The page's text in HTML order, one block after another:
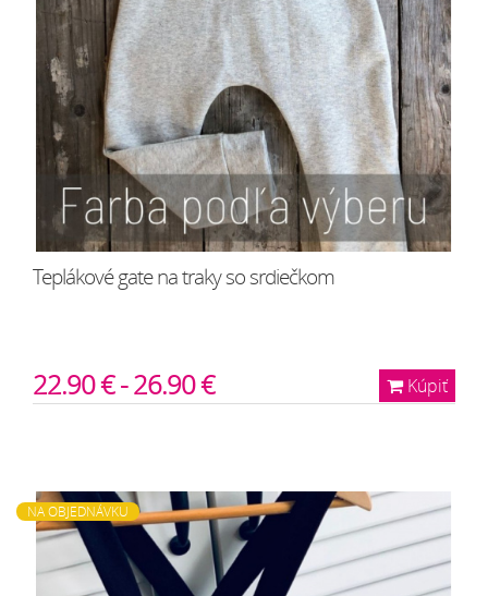
Teplákové gate na traky so srdiečkom
Kúpiť
22.90 € - 26.90 €
NA OBJEDNÁVKU